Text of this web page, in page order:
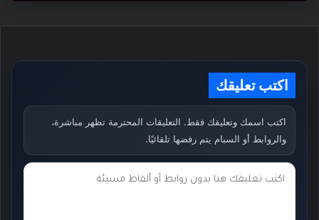
اكتب تعليقك
اكتب اسمك وتعليقك فقط. التعليقات المحترمة تظهر مباشرة،
والروابط أو السبام يتم رفضها تلقائيًا.
ت